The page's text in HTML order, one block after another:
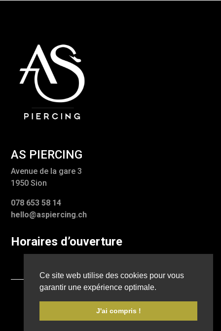
Ce site web utilise des cookies pour vous
garantir une expérience optimale.
J'ai compris !
AS PIERCING
Avenue de la gare 3
1950 Sion
078 653 58 14
hello@aspiercing.ch
Horaires d’ouverture
Protection des données